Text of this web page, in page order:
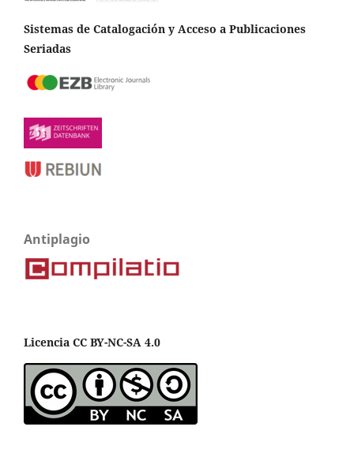
Sistemas de Catalogación y Acceso a Publicaciones
Seriadas
Antiplagio
Licencia CC BY-NC-SA 4.0